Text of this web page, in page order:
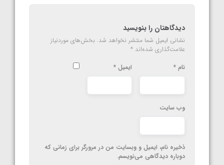
دیدگاهتان را بنویسید
نشانی ایمیل شما منتشر نخواهد شد. بخش‌های موردنیاز
علامت‌گذاری شده‌اند *
نام * ایمیل *
وب‌ سایت
ذخیره نام، ایمیل و وبسایت من در مرورگر برای زمانی که
دوباره دیدگاهی می‌نویسم.